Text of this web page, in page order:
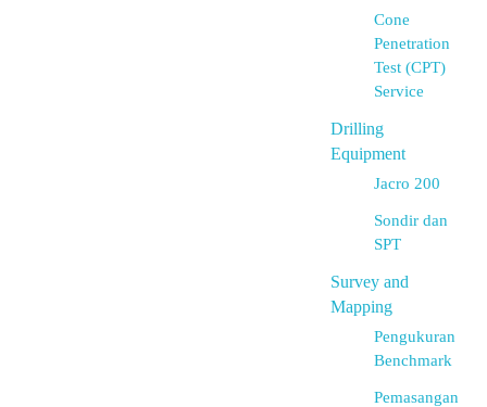
Cone
Penetration
Test (CPT)
Service
Drilling
Equipment
Jacro 200
Sondir dan
SPT
Survey and
Mapping
Pengukuran
Benchmark
Pemasangan